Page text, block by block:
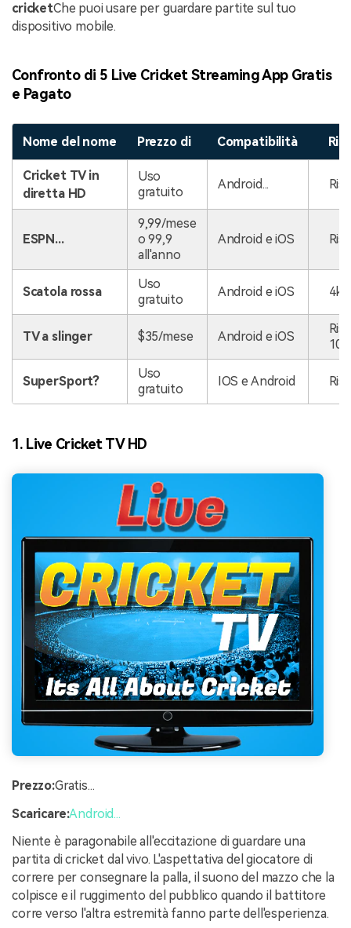
cricketChe puoi usare per guardare partite sul tuo
dispositivo mobile.
Confronto di 5 Live Cricket Streaming App Gratis
e Pagato
Nome del nome Prezzo di Compatibilità
Cricket TV in
diretta HD
Uso
gratuito
Android...
ESPN...
9,99/mese
o 99,9
all'anno
Android e iOS
Scatola rossa
Uso
gratuito
Android e iOS 4k
TV a slinger $35/mese Android e iOS
SuperSport?
Uso
gratuito
IOS e Android
1. Live Cricket TV HD
Prezzo:Gratis...
Scaricare:Android...
Niente è paragonabile all'eccitazione di guardare una
partita di cricket dal vivo. L'aspettativa del giocatore di
correre per consegnare la palla, il suono del mazzo che la
colpisce e il ruggimento del pubblico quando il battitore
corre verso l'altra estremità fanno parte dell'esperienza.